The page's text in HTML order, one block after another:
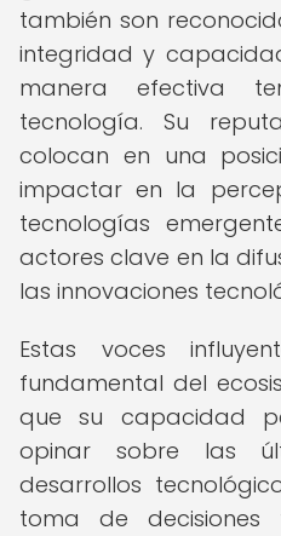
también son
integridad y
manera efectiva
tecnología. Su
colocan en una
impactar en la
tecnologías
actores clave en la
las innovaciones
Estas voces
fundamental del
que su capacidad
opinar sobre las
desarrollos
toma de